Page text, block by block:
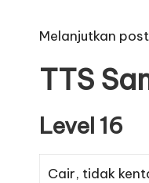
Melanjutkan
TTS
Level 16
Cair, tidak